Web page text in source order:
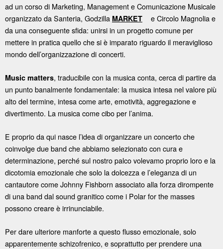
ad un corso di Marketing, Management e Comunicazione Musicale
organizzato da Santeria, Godzilla MARKET
e Circolo Magnolia e
da una conseguente sfida: unirsi in un progetto comune per
mettere in pratica quello che si è imparato riguardo il meraviglioso
mondo dell’organizzazione di concerti.
Music matters, traducibile con la musica conta, cerca di partire da
un punto banalmente fondamentale: la musica intesa nel valore più
alto del termine, intesa come arte, emotività, aggregazione e
divertimento. La musica come cibo per l’anima.
E proprio da qui nasce l’idea di organizzare un concerto che
coinvolge due band che abbiamo selezionato con cura e
determinazione, perché sul nostro palco volevamo proprio loro e la
dicotomia emozionale che solo la dolcezza e l’eleganza di un
cantautore come Johnny Fishborn associato alla forza dirompente
di una band dal sound granitico come i Polar for the masses
possono creare è irrinunciabile.
Per dare ulteriore manforte a questo flusso emozionale, solo
apparentemente schizofrenico, e soprattutto per prendere una